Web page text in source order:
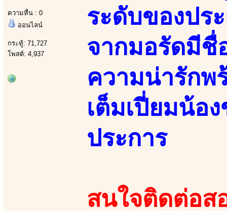
ความหื่น : 0
ออนไลน์
กระทู้: 71,727
โพสต์: 4,937
ระดับของปร
จากมอรัดมีชื่
ความน่ารักพ
เต็มเปี่ยมน้อ
ประการ
สนใจติดต่อส